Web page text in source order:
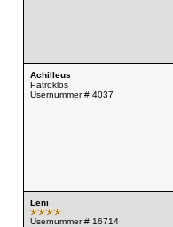
Achilleus
Patroklos
Usernummer # 4037
Leni
Usernummer # 16714